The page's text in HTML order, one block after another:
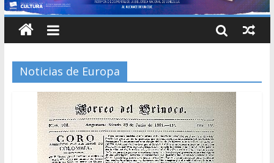
Noticias de Europa